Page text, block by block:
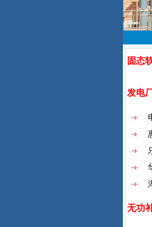
固态
发电
无功